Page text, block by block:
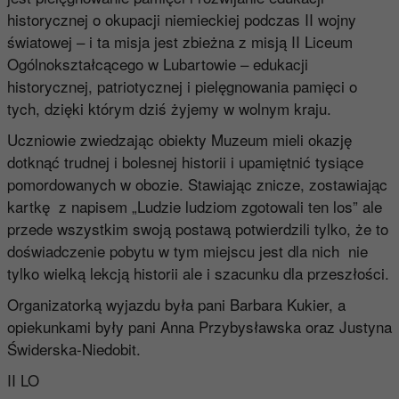
historycznej o okupacji niemieckiej podczas II wojny
światowej – i ta misja jest zbieżna z misją II Liceum
Ogólnokształcącego w Lubartowie – edukacji
historycznej, patriotycznej i pielęgnowania pamięci o
tych, dzięki którym dziś żyjemy w wolnym kraju.
Uczniowie zwiedzając obiekty Muzeum mieli okazję
dotknąć trudnej i bolesnej historii i upamiętnić tysiące
pomordowanych w obozie. Stawiając znicze, zostawiając
kartkę z napisem „Ludzie ludziom zgotowali ten los” ale
przede wszystkim swoją postawą potwierdzili tylko, że to
doświadczenie pobytu w tym miejscu jest dla nich nie
tylko wielką lekcją historii ale i szacunku dla przeszłości.
Organizatorką wyjazdu była pani Barbara Kukier, a
opiekunkami były pani Anna Przybysławska oraz Justyna
Świderska-Niedobit.
II LO